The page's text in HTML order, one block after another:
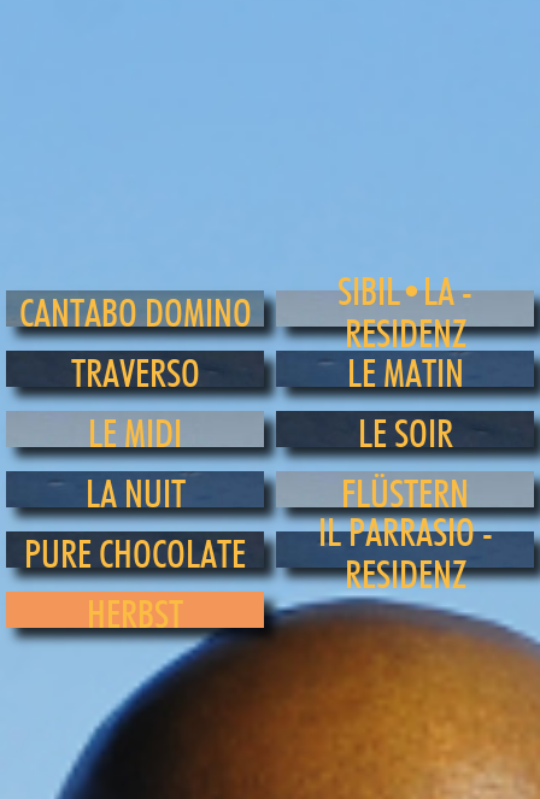
CANTABO DOMINO
SIBIL•LA -
RESIDENZ
TRAVERSO
LE MATIN
LE MIDI
LE SOIR
LA NUIT
FLÜSTERN
PURE CHOCOLATE
IL PARRASIO -
RESIDENZ
HERBST